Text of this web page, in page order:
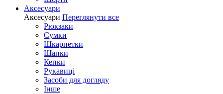
Аксесуари
Аксесуари Переглянути все
Рюкзаки
Сумки
Шкарпетки
Шапки
Кепки
Рукавиці
Засоби для догляду
Інше